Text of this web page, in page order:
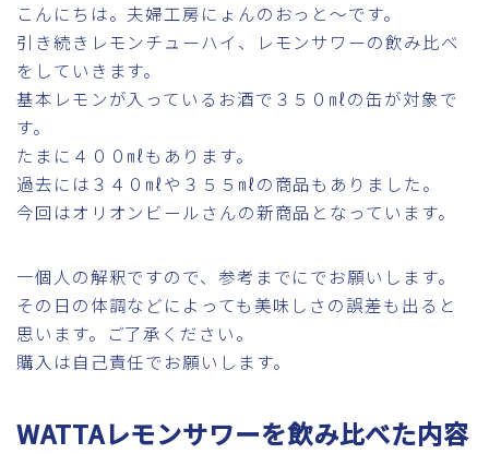
こんにちは。夫婦工房にょんのおっと～です。
引き続きレモンチューハイ、レモンサワーの飲み比べ
をしていきます。
基本レモンが入っているお酒で３５０㎖の缶が対象で
す。
たまに４００㎖もあります。
過去には３４０㎖や３５５㎖の商品もありました。
今回はオリオンビールさんの新商品となっています。
一個人の解釈ですので、参考までにでお願いします。
その日の体調などによっても美味しさの誤差も出ると
思います。ご了承ください。
購入は自己責任でお願いします。
WATTAレモンサワーを飲み比べた内容